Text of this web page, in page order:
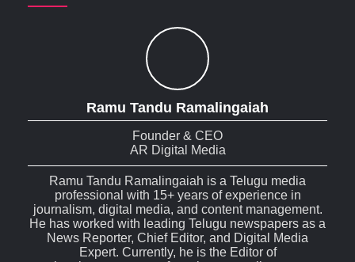
Ramu Tandu Ramalingaiah
Founder & CEO
AR Digital Media
Ramu Tandu Ramalingaiah is a Telugu media
professional with 15+ years of experience in
journalism, digital media, and content management.
He has worked with leading Telugu newspapers as a
News Reporter, Chief Editor, and Digital Media
Expert. Currently, he is the Editor of